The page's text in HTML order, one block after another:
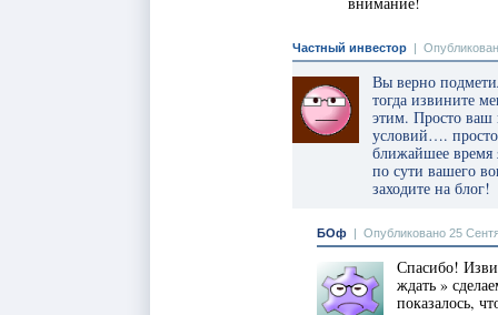
Частный инвестор
Вы верно
тогда извините
этим. Просто ваш
условий…. просто
ближайшее время
по сути вашего
заходите на блог!
БОф Опубликовано 25
Спасибо!
ждать »
показалось,